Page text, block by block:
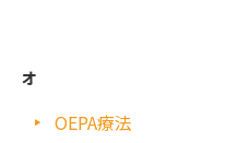
オ
OEPA療法